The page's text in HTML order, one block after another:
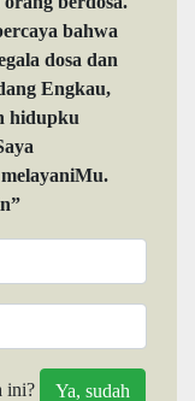
bahwa
dosa dan
Engkau,
hidupku
ini?